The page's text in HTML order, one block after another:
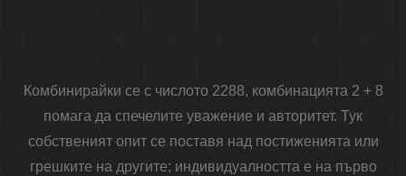
Комбинирайки се с числото 2288, комбинацията 2 + 8
помага да спечелите уважение и авторитет. Тук
собственият опит се поставя над постиженията или
грешките на другите; индивидуалността е на първо